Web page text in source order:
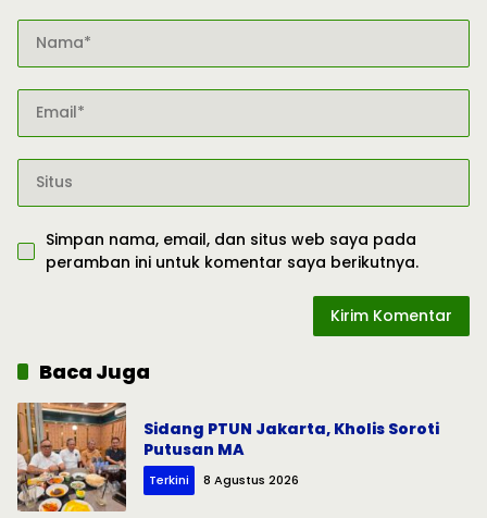
Simpan nama, email, dan situs web saya pada
peramban ini untuk komentar saya berikutnya.
Baca Juga
Sidang PTUN Jakarta, Kholis Soroti
Putusan MA
Terkini 8 Agustus 2026